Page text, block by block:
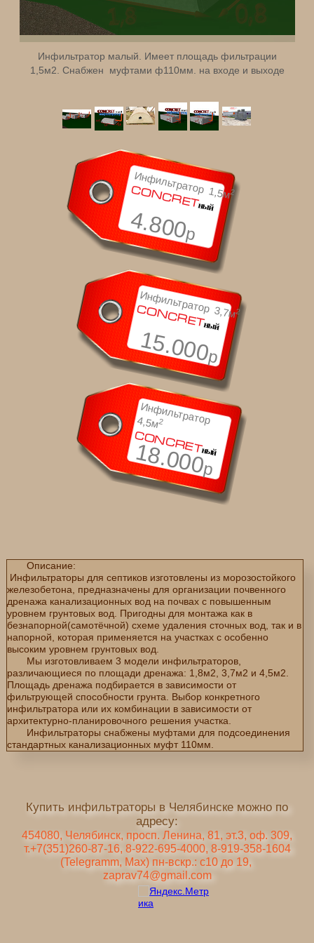
Инфильтратор малый. Имеет площадь фильтрации
1,5м2. Снабжен муфтами ф110мм. на входе и выходе
Инфильтратор 3,7м2
CONCRETный
15.000р
И
нф
ильтратор 4,5м2
CONCRETный
18.000р
Инфильтратор 1,5м2
CONCRETный
4.800р
Описание:
Инфильтраторы для септиков изготовлены из морозостойкого
железобетона, предназначены для организации почвенного
дренажа канализационных вод на почвах с повышенным
уровнем грунтовых вод. Пригодны для монтажа как в
безнапорной(самотёчной) схеме удаления сточных вод, так и в
напорной, которая применяется на участках с особенно
высоким уровнем грунтовых вод.
Мы изготовливаем 3 модели инфильтраторов,
различающиеся по площади дренажа: 1,8м2, 3,7м2 и 4,5м2.
Площадь дренажа подбирается в зависимости от
фильтрующей способности грунта. Выбор конкретного
инфильтратора или их комбинации в зависимости от
архитектурно-планировочного решения участка.
Инфильтраторы снабжены муфтами для подсоединения
стандартных канализационных муфт 110мм.
Купить инфильтраторы в Челябинске можно по
адресу:
454080, Челябинск, просп. Ленина, 81, эт.3, оф. 309,
т.+7(351)260-87-16, 8-922-695-4000, 8-919-358-1604
(Telegramm, Max) пн-вскр.: с10 до 19,
zaprav74@gmail.com